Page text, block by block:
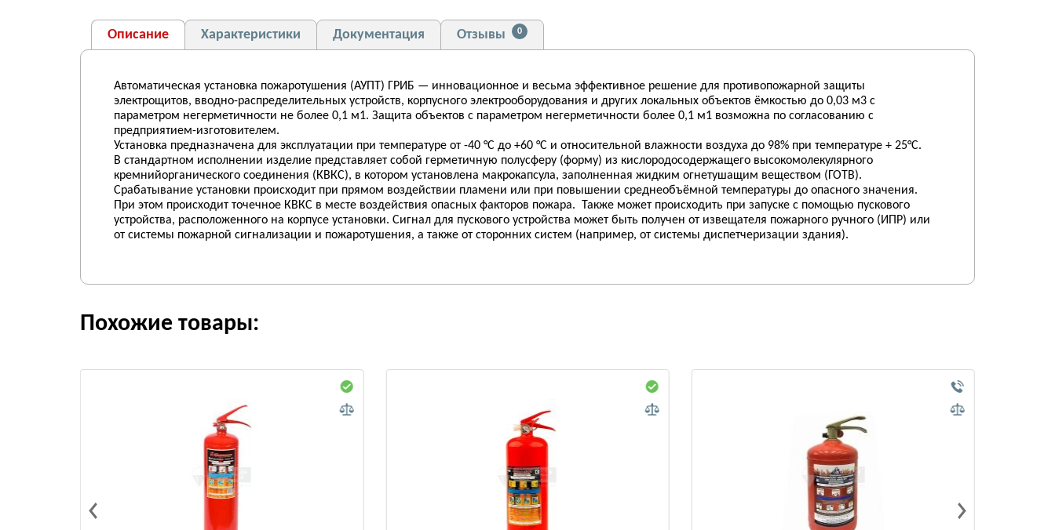
Описание Характеристики Документация Отзывы 0
Автоматическая установка пожаротушения (АУПТ) ГРИБ — инновационное и весьма эффективное решение для противопожарной защиты
электрощитов, вводно-распределительных устройств, корпусного электрооборудования и других локальных объектов ёмкостью до 0,03 м3 с
параметром негерметичности не более 0,1 м1. Защита объектов с параметром негерметичности более 0,1 м1 возможна по согласованию с
предприятием-изготовителем.
Установка предназначена для эксплуатации при температуре от -40 °C до +60 °C и относительной влажности воздуха до 98% при температуре + 25°C.
В стандартном исполнении изделие представляет собой герметичную полусферу (форму) из кислородосодержащего высокомолекулярного
кремнийорганического соединения (КВКС), в котором установлена макрокапсула, заполненная жидким огнетушащим веществом (ГОТВ).
Срабатывание установки происходит при прямом воздействии пламени или при повышении среднеобъёмной температуры до опасного значения.
При этом происходит точечное КВКС в месте воздействия опасных факторов пожара. Также может происходить при запуске с помощью пускового
устройства, расположенного на корпусе установки. Сигнал для пускового устройства может быть получен от извещателя пожарного ручного (ИПР) или
от системы пожарной сигнализации и пожаротушения, а также от сторонних систем (например, от системы диспетчеризации здания).
Похожие товары: